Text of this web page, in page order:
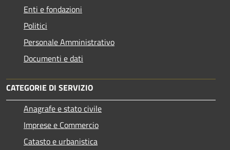
Enti e fondazioni
Politici
Personale Amministrativo
Documenti e dati
CATEGORIE DI SERVIZIO
Anagrafe e stato civile
Imprese e Commercio
Catasto e urbanistica